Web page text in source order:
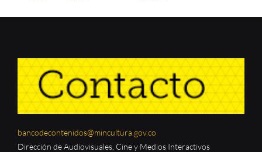
bancodecontenidos@mincultura.gov.co
Dirección de Audiovisuales, Cine y Medios Interactivos